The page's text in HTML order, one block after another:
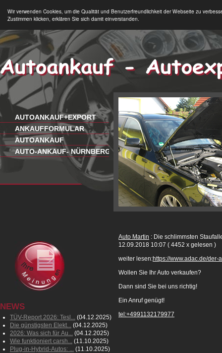
Wir verwenden Cookies, um die Qualität und Benutzerfreundlichkeit der Webseite zu
Zustimmen klicken, erklären Sie sich damit einverstanden.
AUTOANKAUF+EXPORT
ANKAUFFORMULAR
AUTOANKAUF
AUTO-ANKAUF- NÜRNBERG
NEWS
TÜV-Report 2026: Tesl... (04.12.2025)
Die günstigsten Elekt... (04.12.2025)
2026: Was sich für Au... (04.12.2025)
Wie funktioniert carsh... (11.10.2025)
Plug-in-Hybrid-Autos: ... (11.10.2025)
Auto Martin : Die schlimmsten
12.09.2018 10:07 ( 4452 x gelesen )
weiter lesen:https://www.adac.de/
Wollen Sie Ihr Auto verkaufen?
Dann sind Sie bei uns richtig!
Ein Anruf genügt!
tel:+4991132179977